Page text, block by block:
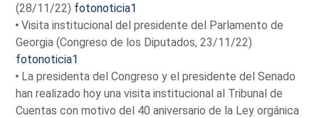
(28/11/22) fotonoticia1
Visita institucional del presidente del Parlamento de
Georgia (Congreso de los Diputados, 23/11/22)
fotonoticia1
La presidenta del Congreso y el presidente del Senado
han realizado hoy una visita institucional al Tribunal de
Cuentas con motivo del 40 aniversario de la Ley orgánica